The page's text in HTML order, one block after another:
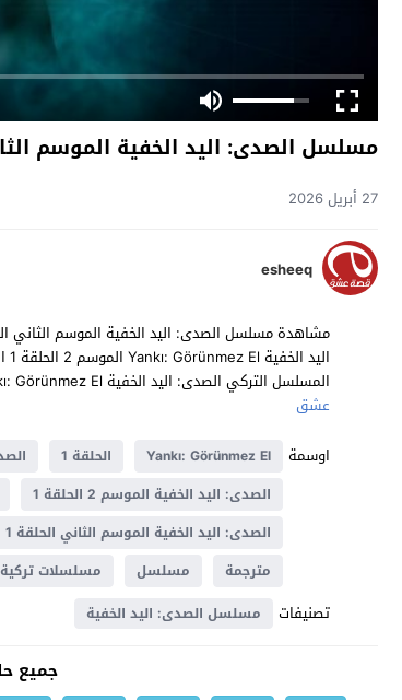
مسلسل الصدى: اليد الخفية الموسم الثاني
27 أبريل 2026
esheeq
المسلسل التركي الصدى: اليد الخفية Yankı: Görünmez El الموسم الثاني حلقة 1 مترجمة مسلسلات تركية 2025 حصرياً على موقع
عشق
اوسمة
Yankı: Görünmez El الحلقة 1
الصدى: اليد الخفية الموسم 2 الحلقة 1
الصدى: اليد الخفية الموسم الثاني الحلقة 1
مترجمة
مسلسل مسلسلات تركية 2025
تصنيفات مسلسل الصدى: اليد الخفية
جميع